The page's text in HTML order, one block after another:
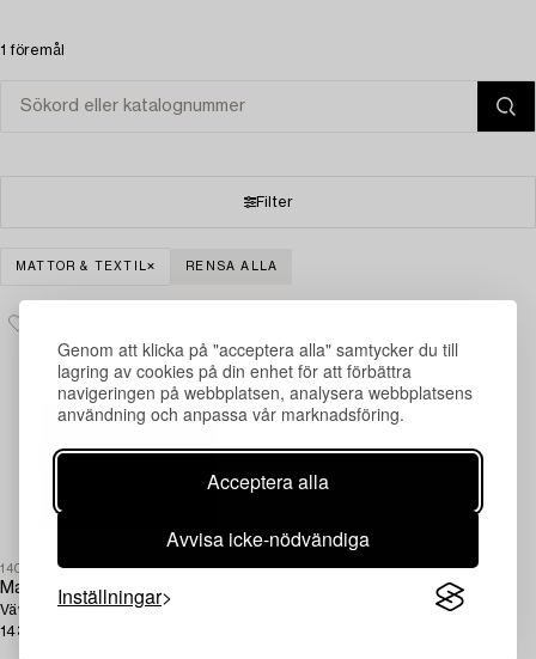
Genom att klicka på "acceptera alla" samtycker du till
lagring av cookies på din enhet för att förbättra
navigeringen på webbplatsen, analysera webbplatsens
användning och anpassa vår marknadsföring.
Acceptera alla
Avvisa icke-nödvändiga
Inställningar
1 föremål
Filter
MATTOR & TEXTIL RENSA ALLA
1408240
Maria Hillfon
Vävnad monogramsignerad
143x105 cm totalt.